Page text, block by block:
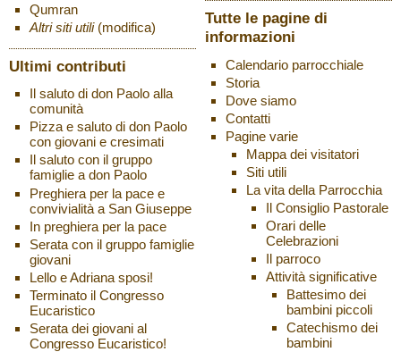
Qumran
Altri siti utili (modifica)
Ultimi contributi
Il saluto di don Paolo alla
comunità
Pizza e saluto di don Paolo
con giovani e cresimati
Il saluto con il gruppo
famiglie a don Paolo
Preghiera per la pace e
convivialità a San Giuseppe
In preghiera per la pace
Serata con il gruppo famiglie
giovani
Lello e Adriana sposi!
Terminato il Congresso
Eucaristico
Serata dei giovani al
Congresso Eucaristico!
Tutte le pagine di
informazioni
Calendario parrocchiale
Storia
Dove siamo
Contatti
Pagine varie
Mappa dei visitatori
Siti utili
La vita della Parrocchia
Il Consiglio Pastorale
Orari delle
Celebrazioni
Il parroco
Attività significative
Battesimo dei
bambini piccoli
Catechismo dei
bambini